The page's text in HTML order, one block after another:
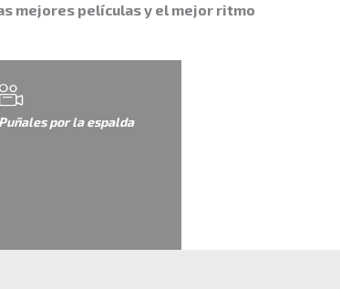
mejores películas y el mejor ritmo
Puñales por la espalda